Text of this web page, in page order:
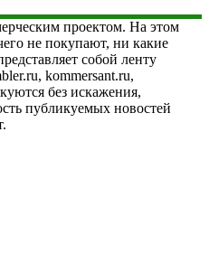
проектом. На этом
не покупают, ни какие
собой ленту
kommersant.ru,
без искажения,
публикуемых новостей